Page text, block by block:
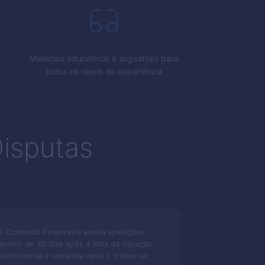
Materiais educativos e sugestões para
todos os níveis de experiência
Comissão Financeira aceita apelações
de 45 dias após a data da situação
e somente após o trader ter